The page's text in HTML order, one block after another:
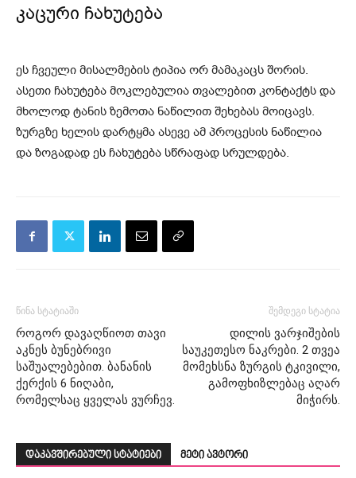
კაცური ჩახუტება
ეს ჩვეული მისალმების ტიპია ორ მამაკაცს შორის.
ასეთი ჩახუტება მოკლებულია თვალებით კონტაქტს და
მხოლოდ ტანის ზემოთა ნაწილით შეხებას მოიცავს.
ზურგზე ხელის დარტყმა ასევე ამ პროცესის ნაწილია
და ზოგადად ეს ჩახუტება სწრაფად სრულდება.
წინა სტატიაში
როგორ დავაღწიოთ თავი
აკნეს ბუნებრივი
საშუალებებით. ბანანის
ქერქის 6 ნიღაბი,
რომელსაც ყველას ვურჩევ.
შემდეგი სტატია
დილის ვარჯიშების
საუკეთესო ნაკრები. 2 თვეა
მომეხსნა ზურგის ტკივილი,
გამოფხიზლებაც აღარ
მიჭირს.
დაკავშირებული სტატიები მეტი ავტორი